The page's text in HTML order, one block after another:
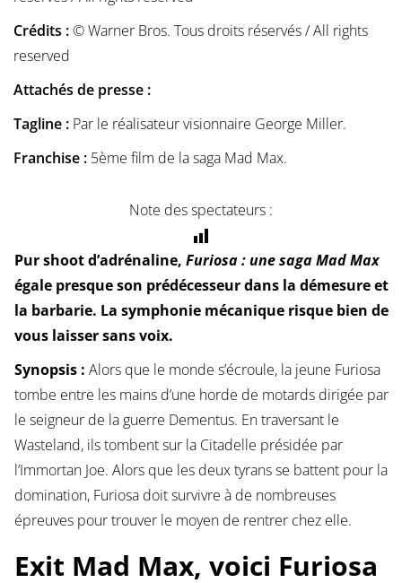
Crédits :© Warner Bros. Tous droits réservés / All rights
reserved
Attachés de presse :
Tagline : Par le réalisateur visionnaire George Miller.
Franchise : 5ème film de la saga Mad Max.
Note des spectateurs :
Pur shoot d’adrénaline, Furiosa : une saga Mad Max
égale presque son prédécesseur dans la démesure et
la barbarie. La symphonie mécanique risque bien de
vous laisser sans voix.
Synopsis : Alors que le monde s’écroule, la jeune Furiosa
tombe entre les mains d’une horde de motards dirigée par
le seigneur de la guerre Dementus. En traversant le
Wasteland, ils tombent sur la Citadelle présidée par
l’Immortan Joe. Alors que les deux tyrans se battent pour la
domination, Furiosa doit survivre à de nombreuses
épreuves pour trouver le moyen de rentrer chez elle.
Exit Mad Max, voici Furiosa